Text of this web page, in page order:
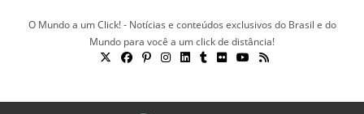
O Mundo a um Click! - Notícias e conteúdos exclusivos do Brasil e do
Mundo para você a um click de distância!